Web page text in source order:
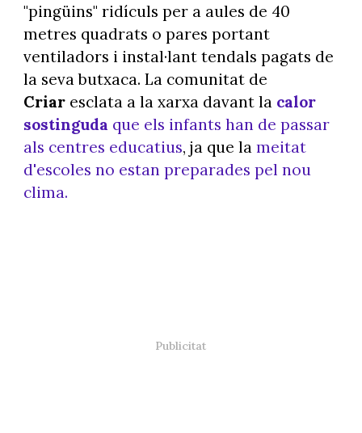
"pingüins" ridículs per a aules de 40
metres quadrats o pares portant
ventiladors i instal·lant tendals pagats de
la seva butxaca. La comunitat de
Criaresclata a la xarxa davant la calor
sostinguda que els infants han de passar
als centres educatius, ja que la meitat
d'escoles no estan preparades pel nou
clima.